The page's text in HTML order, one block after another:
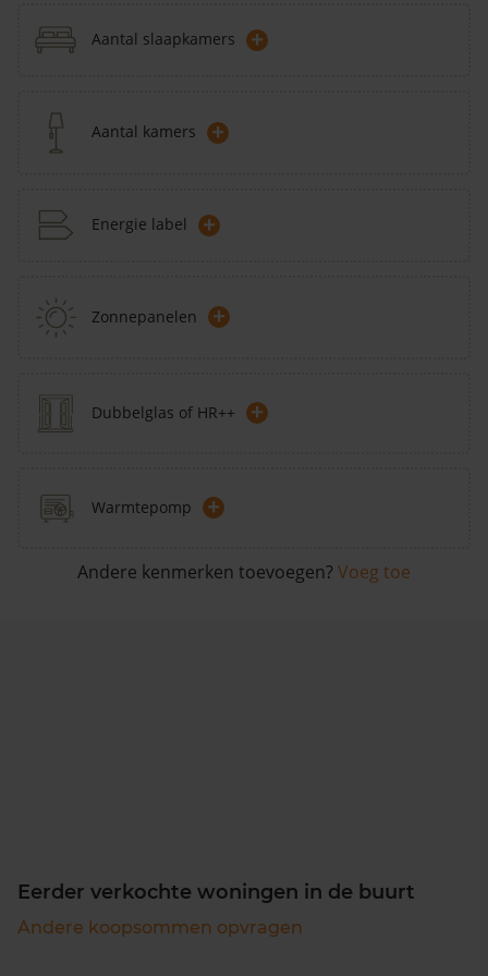
Aantal slaapkamers +
Aantal kamers +
Energie label +
Zonnepanelen +
Dubbelglas of HR++ +
Warmtepomp +
Andere kenmerken toevoegen? Voeg toe
Eerder verkochte woningen in de buurt
Andere koopsommen opvragen